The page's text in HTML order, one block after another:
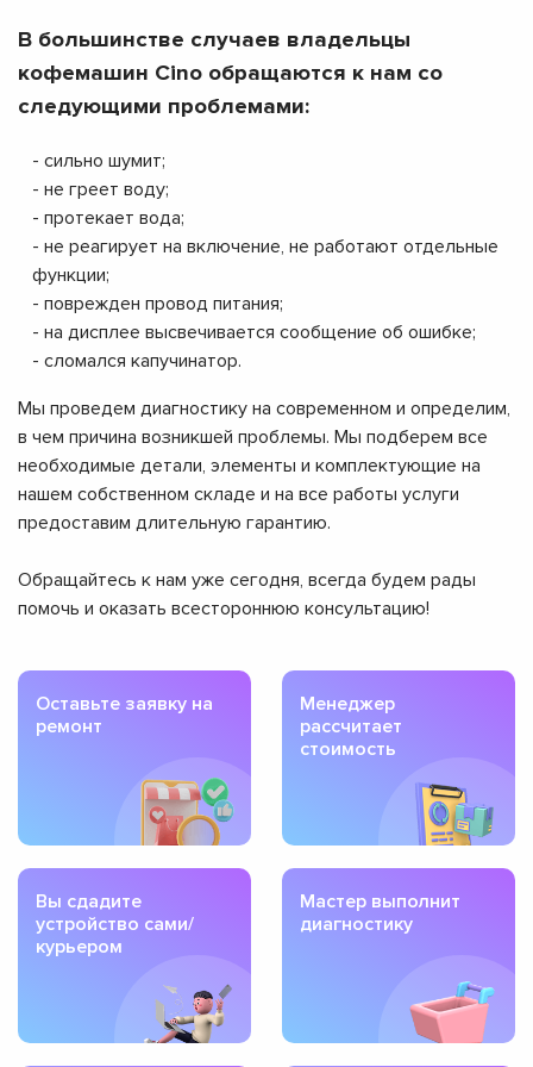
В большинстве случаев владельцы
кофемашин Cino обращаются к нам со
следующими проблемами:
- сильно шумит;
- не греет воду;
- протекает вода;
- не реагирует на включение, не работают отдельные
функции;
- поврежден провод питания;
- на дисплее высвечивается сообщение об ошибке;
- сломался капучинатор.
Мы проведем диагностику на современном и определим,
в чем причина возникшей проблемы. Мы подберем все
необходимые детали, элементы и комплектующие на
нашем собственном складе и на все работы услуги
предоставим длительную гарантию.
Обращайтесь к нам уже сегодня, всегда будем рады
помочь и оказать всестороннюю консультацию!
Оставьте заявку на
ремонт
Менеджер
рассчитает
стоимость
Вы сдадите
устройство сами/
курьером
Мастер выполнит
диагностику